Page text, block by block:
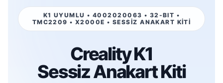
K1 UYUMLU • 4002020063 • 32-BIT •
TMC2209 • X2000E • SESSİZ ANAKART KİTİ
Creality K1
Sessiz Anakart Kiti